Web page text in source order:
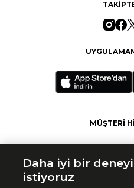
MÜŞTERİ
Daha iyi bir
istiyoruz